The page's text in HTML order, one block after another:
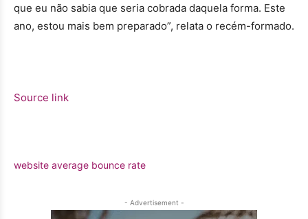
que eu não sabia que seria cobrada daquela forma. Este
ano, estou mais bem preparado”, relata o recém-formado.
Source link
website average bounce rate
- Advertisement -